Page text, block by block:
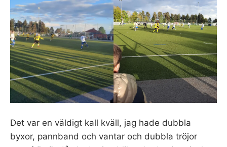
Det var en väldigt kall kväll, jag hade dubbla
byxor, pannband och vantar och dubbla tröjor